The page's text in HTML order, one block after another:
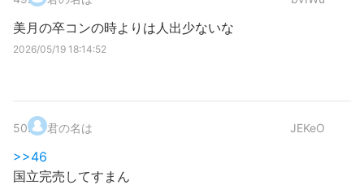
美月の卒コンの時よりは人出少ないな
2026/05/19 18:14:52
50. 君の名は JEKeO
>>46
国立完売してすまん